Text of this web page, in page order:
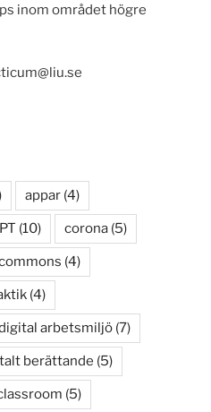
inom området högre
appar (4)
(10) corona (5)
(4)
(4)
arbetsmiljö (7)
berättande (5)
(5)